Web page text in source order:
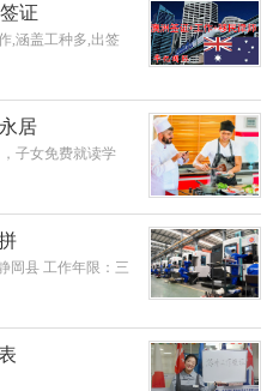
证
,涵盖工种多,出签
居
子女免费就读学
岡县 工作年限：三